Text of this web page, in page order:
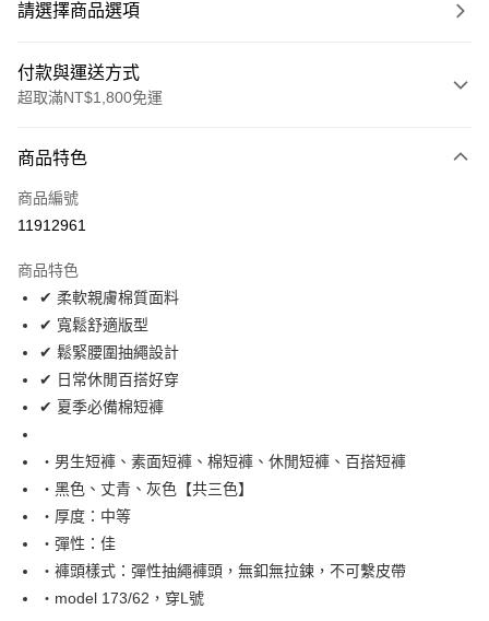
請選擇商品選項
付款與運送方式
超取滿NT$1,800免運
信用卡一次付款
超商取貨付款
Apple Pay
街口支付
悠遊付
Google Pay
AFTEE先享後付
相關說明
【關於「AFTEE先享後付」】
AFTEE先享後付是「在收到商品之後才付款」的支付方式。 讓您購物簡單
便利好安心！
１．簡單：不需註冊會員、不需綁卡、不需儲值。
３．安心：先確認商品／服務後，再付款。
ATM付款
運送方式
商品特色
商品編號
11912961
商品特色
✔ 柔軟親膚棉質面料
✔ 寬鬆舒適版型
✔ 鬆緊腰圍抽繩設計
✔ 日常休閒百搭好穿
✔ 夏季必備棉短褲
‧男生短褲、素面短褲、棉短褲、休閒短褲、百搭短褲
‧黑色、丈青、灰色【共三色】
‧厚度：中等
‧彈性：佳
‧褲頭樣式：彈性抽繩褲頭，無釦無拉鍊，不可繫皮帶
‧model 173/62，穿L號